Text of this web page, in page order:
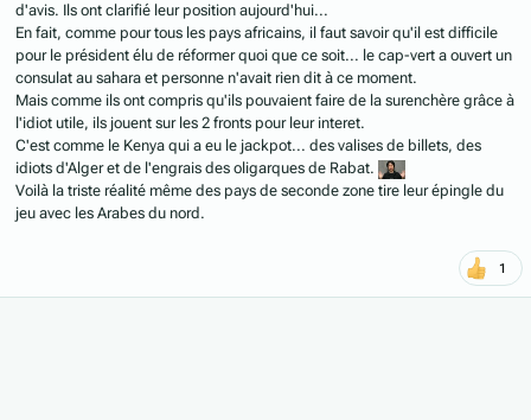
d'avis. Ils ont clarifié leur position aujourd'hui...
En fait, comme pour tous les pays africains, il faut savoir qu'il est difficile
pour le président élu de réformer quoi que ce soit... le cap-vert a ouvert un
consulat au sahara et personne n'avait rien dit à ce moment.
Mais comme ils ont compris qu'ils pouvaient faire de la surenchère grâce à
l'idiot utile, ils jouent sur les 2 fronts pour leur interet.
C'est comme le Kenya qui a eu le jackpot... des valises de billets, des
idiots d'Alger et de l'engrais des oligarques de Rabat.
Voilà la triste réalité même des pays de seconde zone tire leur épingle du
jeu avec les Arabes du nord.
1